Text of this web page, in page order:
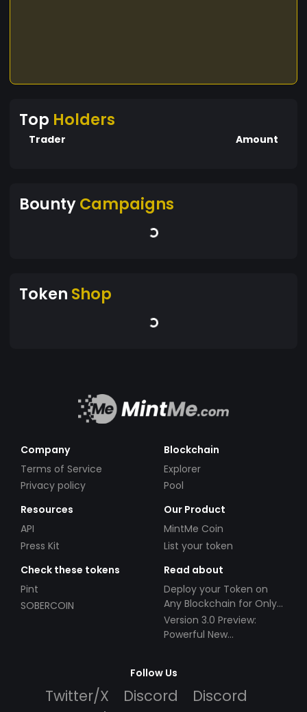
Top Holders
Trader Amount
BountyCampaigns
Token Shop
Company
Terms of Service
Privacy policy
Blockchain
Explorer
Pool
Resources
API
Press Kit
Our Product
MintMe Coin
List your token
Check these tokens
Pint
SOBERCOIN
Read about
Deploy your Token on
Any Blockchain for Only
$49!
Version 3.0 Preview:
Powerful New
Follow Us
Twitter/X Discord
Discord